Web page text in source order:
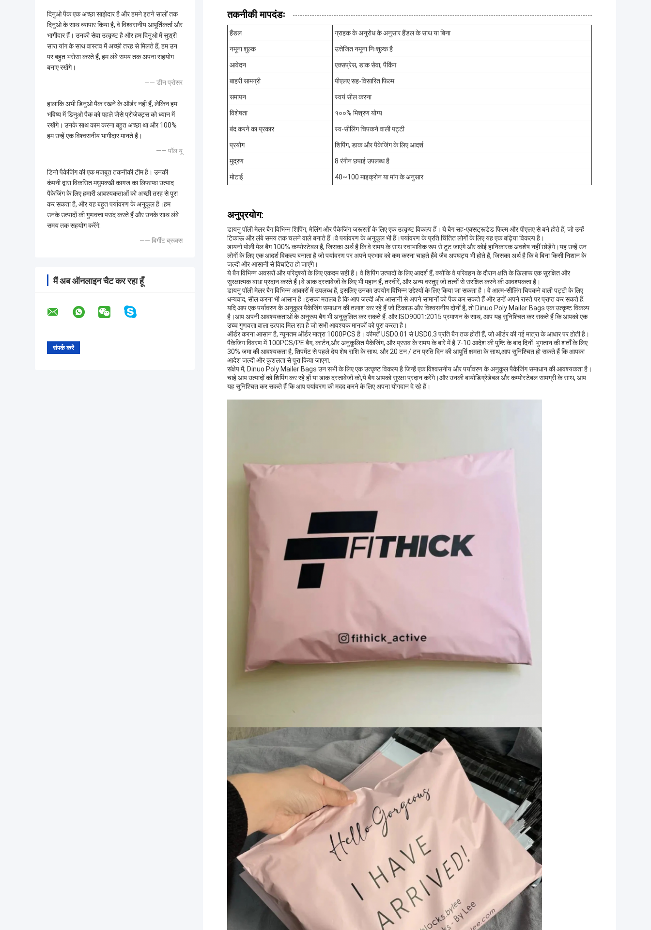
दिनुओ पैक एक अच्छा साझेदार है और हमने इतने सालों तक
दिनुओ के साथ व्यापार किया है, वे विश्वसनीय आपूर्तिकर्ता और
भागीदार हैं। उनकी सेवा उत्कृष्ट है और हम दिनुओ में सुश्री
सारा यांग के साथ वास्तव में अच्छी तरह से मिलते हैं, हम उन
पर बहुत भरोसा करते हैं, हम लंबे समय तक अपना सहयोग
बनाए रखेंगे।
—— डीन प्रोसर
हालांकि अभी डिनुओ पैक रखने के ऑर्डर नहीं हैं, लेकिन हम
भविष्य में डिनुओ पैक को पहले जैसे प्रोजेक्ट्स को ध्यान में
रखेंगे। उनके साथ काम करना बहुत अच्छा था और 100%
हम उन्हें एक विश्वसनीय भागीदार मानते हैं।
—— पॉल यू
डिनो पैकेजिंग की एक मजबूत तकनीकी टीम है। उनकी
कंपनी द्वारा विकसित मधुमक्खी कागज का लिफाफा उत्पाद
पैकेजिंग के लिए हमारी आवश्यकताओं को अच्छी तरह से पूरा
कर सकता है, और यह बहुत पर्यावरण के अनुकूल है।हम
उनके उत्पादों की गुणवत्ता पसंद करते हैं और उनके साथ लंबे
समय तक सहयोग करेंगे.
—— बिर्गीट ब्रूक्स
मैं अब ऑनलाइन चैट कर रहा हूँ
तकनीकी मापदंडः
हैंडल ग्राहक के अनुरोध के अनुसार हैंडल के साथ या बिना
नमूना शुल्क उत्तेजित नमूना निःशुल्क है
आवेदन एक्सप्रेस, डाक सेवा, पैकिंग
बाहरी सामग्री पीएलए सह-विसारित फिल्म
समापन स्वयं सील करना
विशेषता १००% मिश्रण योग्य
बंद करने का प्रकार स्व-सीलिंग चिपकने वाली पट्टी
प्रयोग शिपिंग, डाक और पैकेजिंग के लिए आदर्श
मुद्रण 8 रंगीन छपाई उपलब्ध है
मोटाई 40~100 माइक्रोन या मांग के अनुसार
अनुप्रयोग:
डायनु पॉली मेलर बैग विभिन्न शिपिंग, मेलिंग और पैकेजिंग जरूरतों के लिए एक उत्कृष्ट विकल्प हैं। ये बैग सह-एक्सट्रूडेड फिल्म और पीएलए से बने होते हैं, जो उन्हें
टिकाऊ और लंबे समय तक चलने वाले बनाते हैं।वे पर्यावरण के अनुकूल भी हैं।पर्यावरण के प्रति चिंतित लोगों के लिए यह एक बढ़िया विकल्प है।
डायनो पोली मेल बैग 100% कम्पोस्टेबल हैं, जिसका अर्थ है कि वे समय के साथ स्वाभाविक रूप से टूट जाएंगे और कोई हानिकारक अवशेष नहीं छोड़ेंगे।यह उन्हें उन
लोगों के लिए एक आदर्श विकल्प बनाता है जो पर्यावरण पर अपने प्रभाव को कम करना चाहते हैंवे जैव अपघट्य भी होते हैं, जिसका अर्थ है कि वे बिना किसी निशान के
जल्दी और आसानी से विघटित हो जाएंगे।
ये बैग विभिन्न अवसरों और परिदृश्यों के लिए एकदम सही हैं। वे शिपिंग उत्पादों के लिए आदर्श हैं, क्योंकि वे परिवहन के दौरान क्षति के खिलाफ एक सुरक्षित और
सुरक्षात्मक बाधा प्रदान करते हैं।वे डाक दस्तावेजों के लिए भी महान हैं, तस्वीरें, और अन्य वस्तुएं जो तत्वों से संरक्षित करने की आवश्यकता है।
डायनु पॉली मेलर बैग विभिन्न आकारों में उपलब्ध हैं, इसलिए उनका उपयोग विभिन्न उद्देश्यों के लिए किया जा सकता है। वे आत्म-सीलिंग चिपकने वाली पट्टी के लिए
धन्यवाद, सील करना भी आसान है।इसका मतलब है कि आप जल्दी और आसानी से अपने सामानों को पैक कर सकते हैं और उन्हें अपने रास्ते पर प्राप्त कर सकते हैं.
यदि आप एक पर्यावरण के अनुकूल पैकेजिंग समाधान की तलाश कर रहे हैं जो टिकाऊ और विश्वसनीय दोनों है, तो Dinuo Poly Mailer Bags एक उत्कृष्ट विकल्प
है।आप अपनी आवश्यकताओं के अनुरूप बैग भी अनुकूलित कर सकते हैं. और ISO9001:2015 प्रमाणन के साथ, आप यह सुनिश्चित कर सकते हैं कि आपको एक
उच्च गुणवत्ता वाला उत्पाद मिल रहा है जो सभी आवश्यक मानकों को पूरा करता है।
ऑर्डर करना आसान है, न्यूनतम ऑर्डर मात्रा 1000PCS है। कीमतें USD0.01 से USD0.3 प्रति बैग तक होती हैं, जो ऑर्डर की गई मात्रा के आधार पर होती है।
पैकेजिंग विवरण में 100PCS/PE बैग, कार्टन,और अनुकूलित पैकेजिंग, और प्रसव के समय के बारे में है 7-10 आदेश की पुष्टि के बाद दिनों. भुगतान की शर्तों के लिए
30% जमा की आवश्यकता है, शिपमेंट से पहले देय शेष राशि के साथ. और 20 टन / टन प्रति दिन की आपूर्ति क्षमता के साथ,आप सुनिश्चित हो सकते हैं कि आपका
आदेश जल्दी और कुशलता से पूरा किया जाएगा.
संक्षेप में, Dinuo Poly Mailer Bags उन सभी के लिए एक उत्कृष्ट विकल्प है जिन्हें एक विश्वसनीय और पर्यावरण के अनुकूल पैकेजिंग समाधान की आवश्यकता है।
चाहे आप उत्पादों को शिपिंग कर रहे हों या डाक दस्तावेजों को,ये बैग आपको सुरक्षा प्रदान करेंगे।और उनकी बायोडिग्रेडेबल और कम्पोस्टेबल सामग्री के साथ, आप
यह सुनिश्चित कर सकते हैं कि आप पर्यावरण की मदद करने के लिए अपना योगदान दे रहे हैं।